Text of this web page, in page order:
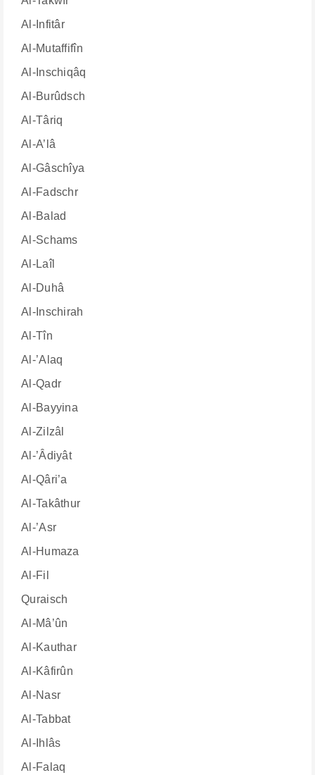
Al-Infitâr
Al-Mutaffifîn
Al-Inschiqâq
Al-Burûdsch
Al-Târiq
Al-A’lâ
Al-Gâschîya
Al-Fadschr
Al-Balad
Al-Schams
Al-Laîl
Al-Duhâ
Al-Inschirah
Al-Tîn
Al-’Alaq
Al-Qadr
Al-Bayyina
Al-Zilzâl
Al-’Âdiyât
Al-Qâri’a
Al-Takâthur
Al-’Asr
Al-Humaza
Al-Fil
Quraisch
Al-Mâ’ûn
Al-Kauthar
Al-Kâfirûn
Al-Nasr
Al-Tabbat
Al-Ihlâs
Al-Falaq